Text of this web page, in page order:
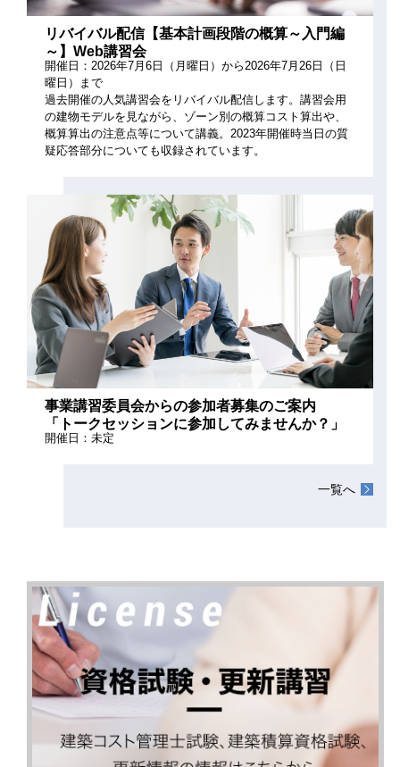
リバイバル配信【基本計画段階の概算～入門編
～】Web講習会
開催日：2026年7月6日（月曜日）から2026年7月26日（日
曜日）まで
過去開催の人気講習会をリバイバル配信します。講習会用
の建物モデルを見ながら、ゾーン別の概算コスト算出や、
概算算出の注意点等について講義。2023年開催時当日の質
疑応答部分についても収録されています。
事業講習委員会からの参加者募集のご案内
「トークセッションに参加してみませんか？」
開催日：未定
一覧へ